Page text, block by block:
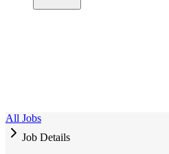
All Jobs
Job Details